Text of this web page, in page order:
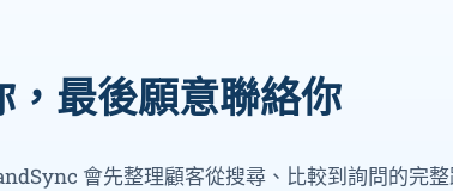
最後願意聯絡你
會先整理顧客從搜尋、比較到詢問的完